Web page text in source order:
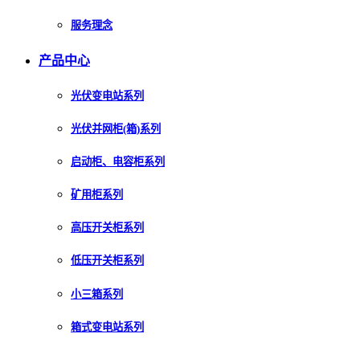
服务理念
产品中心
光伏变电站系列
光伏并网柜(箱)系列
启动柜、电容柜系列
矿用柜系列
高压开关柜系列
低压开关柜系列
小三箱系列
箱式变电站系列